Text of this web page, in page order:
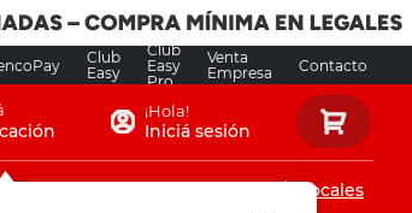
Club
Easy
Club
Easy
Pro
Venta
Empresa
Contacto
¡Hola!
Iniciá sesión
Locales